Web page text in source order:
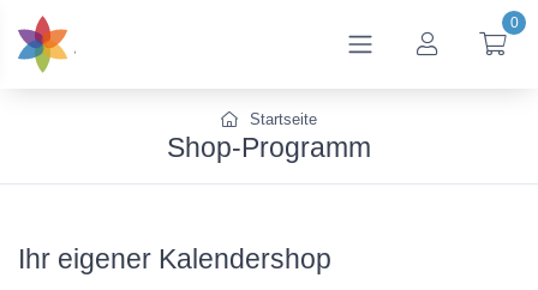
0
Startseite
Shop-Programm
Ihr eigener Kalendershop